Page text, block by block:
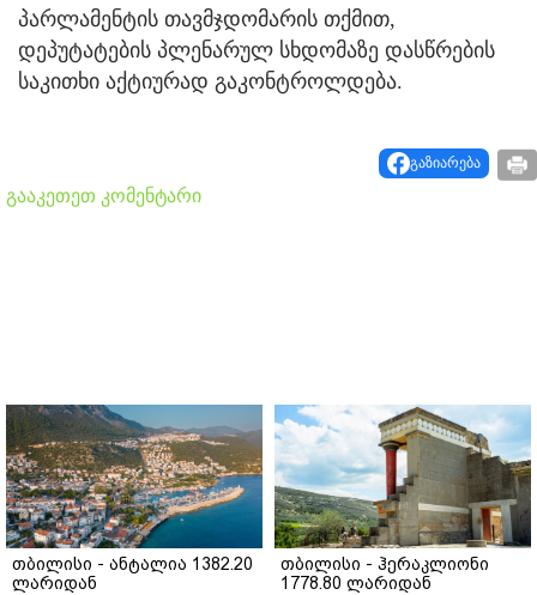
პარლამენტის თავმჯდომარის თქმით,
დეპუტატების პლენარულ სხდომაზე დასწრების
საკითხი აქტიურად გაკონტროლდება.
გაზიარება
გააკეთეთ კომენტარი
თბილისი - ანტალია 1382.20
ლარიდან
თბილისი - ჰერაკლიონი
1778.80 ლარიდან